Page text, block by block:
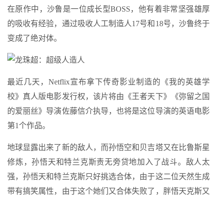
在原作中，沙鲁是一位成长型BOSS，他有着非常坚强雄厚
的吸收有经验，通过吸收人工制造人17号和18号，沙鲁终于
变成了绝对体。
最近几天，Netflix宣布拿下传奇影业制造的《我的英雄学
校》真人版电影发行权，该片将由《王者天下》《弥留之国
的爱丽丝》导演佐藤信介执导，也将是这位导演的英语电影
第1个作品。
地球显露出来了新的敌人，而孙悟空和贝吉塔又在比鲁斯星
修炼，孙悟天和特兰克斯责无旁贷地加入了战斗。敌人太
强，孙悟天和特兰克斯只好挑选合体，由于这二位天然生成
带有搞笑属性，由于这个她们又合体失败了，胖悟天克斯又